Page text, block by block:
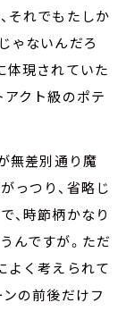
それでもたしか
ゃないんだろ
現されていた
アクト級のポテ
無差別通り魔
っつり、省略じ
、時節柄かなり
んですが。ただ
よく考えられて
の前後だけフ